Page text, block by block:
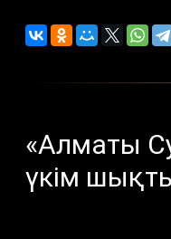
«Алматы
үкім